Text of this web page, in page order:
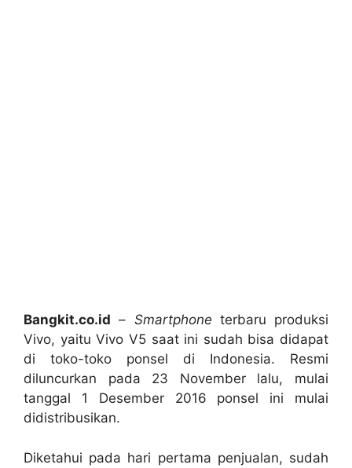
Bangkit.co.id – Smartphone terbaru produksi
Vivo, yaitu Vivo V5 saat ini sudah bisa didapat
di toko-toko ponsel di Indonesia. Resmi
diluncurkan pada 23 November lalu, mulai
tanggal 1 Desember 2016 ponsel ini mulai
didistribusikan.
Diketahui pada hari pertama penjualan, sudah